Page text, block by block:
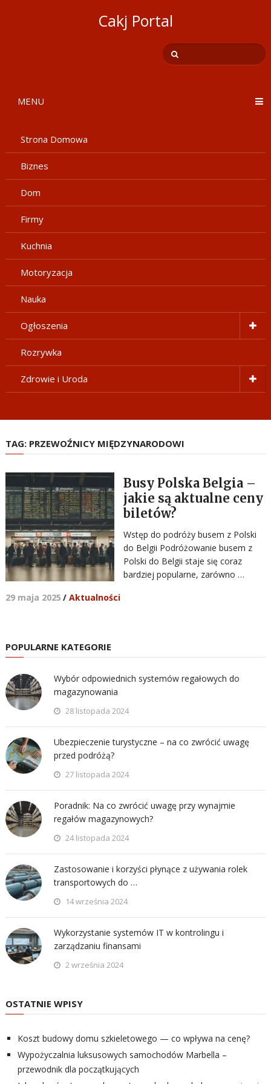
Cakj Portal
MENU
Strona Domowa
Biznes
Dom
Firmy
Kuchnia
Motoryzacja
Nauka
Ogłoszenia
Rozrywka
Zdrowie i Uroda
TAG: PRZEWOŹNICY MIĘDZYNARODOWI
Busy Polska Belgia –
jakie są aktualne ceny
biletów?
Wstęp do podróży busem z Polski
do Belgii Podróżowanie busem z
Polski do Belgii staje się coraz
bardziej popularne, zarówno …
29 maja 2025 / Aktualności
POPULARNE KATEGORIE
Wybór odpowiednich systemów regałowych do
magazynowania
28 listopada 2024
Ubezpieczenie turystyczne – na co zwrócić uwagę
przed podróżą?
27 listopada 2024
Poradnik: Na co zwrócić uwagę przy wynajmie
regałów magazynowych?
24 listopada 2024
Zastosowanie i korzyści płynące z używania rolek
transportowych do …
14 września 2024
Wykorzystanie systemów IT w kontrolingu i
zarządzaniu finansami
2 września 2024
OSTATNIE WPISY
Koszt budowy domu szkieletowego — co wpływa na cenę?
Wypożyczalnia luksusowych samochodów Marbella –
przewodnik dla początkujących